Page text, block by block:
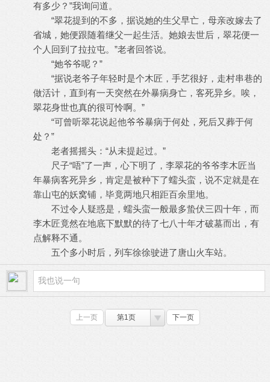
有多少？”我询问道。
“翠花提到的不多，据说她的生父早亡，母亲改嫁去了
省城，她便跟随着继父一起生活。她娘去世后，翠花便一
个人回到了拉拉屯。”老者回答说。
“她爷爷呢？”
“据说老爷子年轻时是个木匠，手艺很好，走村串巷的
做活计，直到有一天突然在外暴病身亡，客死异乡。唉，
翠花身世也真的很可怜啊。”
“可曾听翠花说起他爷爷暴病于何处，死后又葬于何
处？”
老者摇摇头：“从未提起过。”
尺子“唔”了一声，心下明了，李翠花的爷爷李木匠当
年暴病客死异乡，肯定是被种下了蠕头蛮，说不定就是在
靠山屯的妖窝铺，毕竟两地只相距百余里地。
不过令人疑惑是，蠕头蛮一般最多蛰伏三四十年，而
李木匠竟然在地底下默默的待了七八十年才破墓而出，有
点解释不通。
五个多小时后，列车徐徐驶进了唐山火车站。
上一页 第1页 下一页